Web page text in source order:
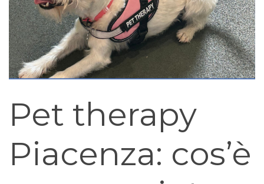
Pet therapy
Piacenza: cos’è